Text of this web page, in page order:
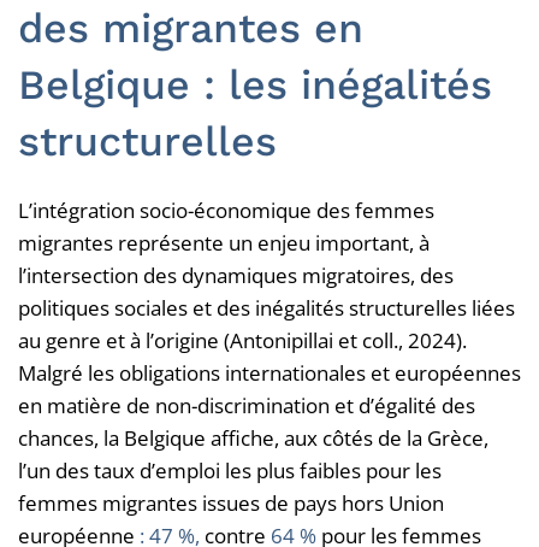
des migrantes en
Belgique : les inégalités
structurelles
L’intégration socio-économique des femmes
migrantes représente un enjeu important, à
l’intersection des dynamiques migratoires, des
politiques sociales et des inégalités structurelles liées
au genre et à l’origine (Antonipillai et coll., 2024).
Malgré les obligations internationales et européennes
en matière de non-discrimination et d’égalité des
chances, la Belgique affiche, aux côtés de la Grèce,
l’un des taux d’emploi les plus faibles pour les
femmes migrantes issues de pays hors Union
européenne : 47 %, contre 64 % pour les femmes